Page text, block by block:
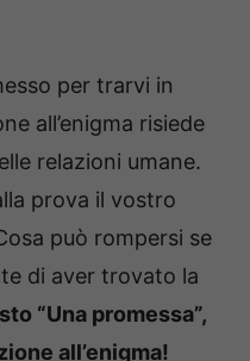
per trarvi in
all’enigma risiede
relazioni umane.
prova il vostro
può rompersi se
di aver trovato la
“Una promessa”,
all’enigma!